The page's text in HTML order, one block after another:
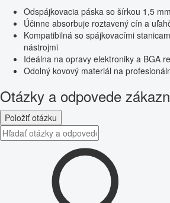
Odspájkovacia páska so šírkou 1,5
Účinne absorbuje roztavený cín a
Kompatibilná so spájkovacími
nástrojmi
Ideálna na opravy elektroniky a BGA
Odolný kovový materiál na
Otázky a odpovede
Položiť otázku